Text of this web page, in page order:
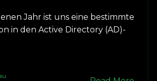
Jahr ist uns eine bestimmte
in den Active Directory (AD)-